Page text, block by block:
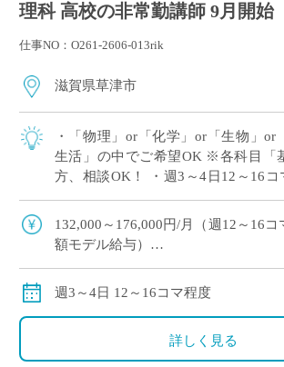
理科 高校の非常勤講師 9月開始
仕事NO：O261-2606-013rik
滋賀県草津市
・「物理」or「化学」or「生物」or
生活」の中でご希望OK ※各科目「
方、相談OK！ ・週3～4日12～16コ
学校にて、理科の非常勤講 […]
132,000～176,000円/月（週12～16コ
額モデル給与）
算になります。
週3～4日 12～16コマ程度
詳しく見る